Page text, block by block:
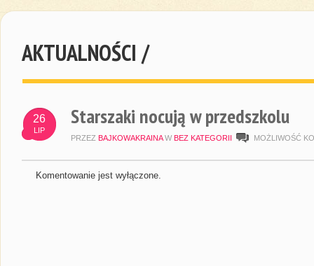
AKTUALNOŚCI /
26
LIP
Starszaki nocują w przedszkolu
PRZEZ BAJKOWAKRAINA W BEZ KATEGORII MOŻLIWOŚĆ
Komentowanie jest wyłączone.